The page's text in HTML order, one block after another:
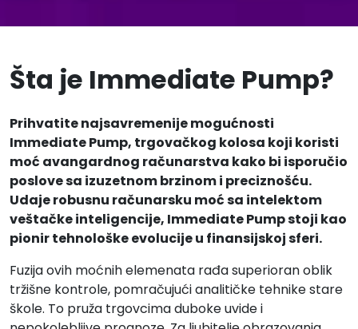
Šta je Immediate Pump?
Prihvatite najsavremenije mogućnosti
Immediate Pump, trgovačkog kolosa koji koristi
moć avangardnog računarstva kako bi isporučio
poslove sa izuzetnom brzinom i preciznošću.
Udaje robusnu računarsku moć sa intelektom
veštačke inteligencije, Immediate Pump stoji kao
pionir tehnološke evolucije u finansijskoj sferi.
Fuzija ovih moćnih elemenata rađa superioran oblik
tržišne kontrole, pomračujući analitičke tehnike stare
škole. To pruža trgovcima duboke uvide i